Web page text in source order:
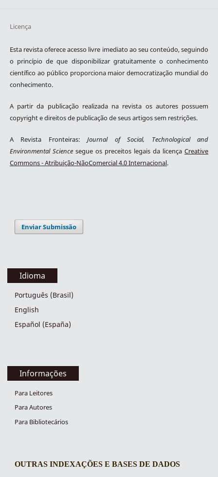
Licença
Esta revista oferece acesso livre imediato ao seu conteúdo, seguindo
o princípio de que disponibilizar gratuitamente o conhecimento
científico ao público proporciona maior democratização mundial do
conhecimento.
A partir da publicação realizada na revista os autores possuem
copyright e direitos de publicação de seus artigos sem restrições.
A Revista Fronteiras:Journal of Social, Technological and
Environmental Sciencesegue os preceitos legais da licençaCreative
Commons - Atribuição-NãoComercial 4.0 Internacional.
Enviar Submissão
Idioma
Português (Brasil)
English
Español (España)
Informações
Para Leitores
Para Autores
Para Bibliotecários
indexacoes-fronteiras
OUTRAS INDEXAÇÕES E BASES DE DADOS